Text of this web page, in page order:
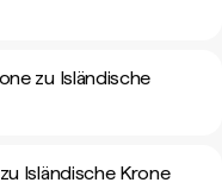
zu Isländische
Isländische Krone